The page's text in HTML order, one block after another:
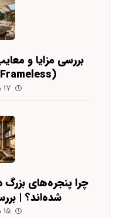
بررسی مزایا و
(Frameless) | راهنمای کامل
۱۷ مرداد ۱۴۰۵
چرا پنجره‌های
شده‌اند؟ |
۱۵ مرداد ۱۴۰۵